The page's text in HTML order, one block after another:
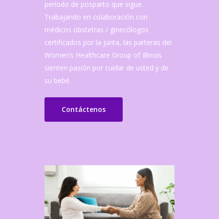
período de posparto que sigue.
Trabajando en colaboración con
médicos obstetras / ginecólogos
certificados por la junta, las parteras del
Women’s Healthcare Group of Illinois
sienten pasión por cuidar de usted y de
su bebé.
Contáctenos